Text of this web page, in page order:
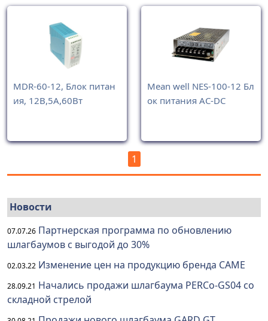
MDR-60-12, Блок питан
ия, 12B,5A,60Вт
Mean well NES-100-12 Бл
ок питания AC-DC
1
Новости
07.07.26 Партнерская программа по обновлению
шлагбаумов с выгодой до 30%
02.03.22 Изменение цен на продукцию бренда CAME
28.09.21 Начались продажи шлагбаума PERCo-GS04 со
складной стрелой